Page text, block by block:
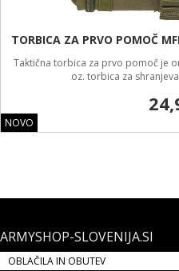
NOVO
TORBICA ZA PRVO POMOČ
Taktična torbica za prvo pomoč je
oz. torbica za
ARMYSHOP-SLOVENIJA.SI
OBLAČILA IN OBUTEV